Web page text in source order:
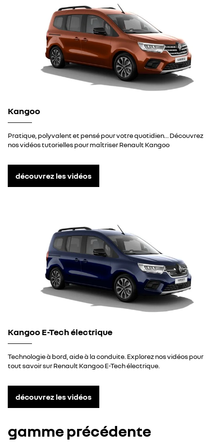
Kangoo
Pratique, polyvalent et pensé pour votre quotidien… Découvrez
nos vidéos tutorielles pour maîtriser Renault Kangoo
découvrez les vidéos
Kangoo E-Tech électrique
Technologie à bord, aide à la conduite. Explorez nos vidéos pour
tout savoir sur Renault Kangoo E-Tech électrique.
découvrez les vidéos
gamme précédente